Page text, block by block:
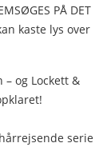
PÅ DET
kaste lys over
og Lockett &
serie